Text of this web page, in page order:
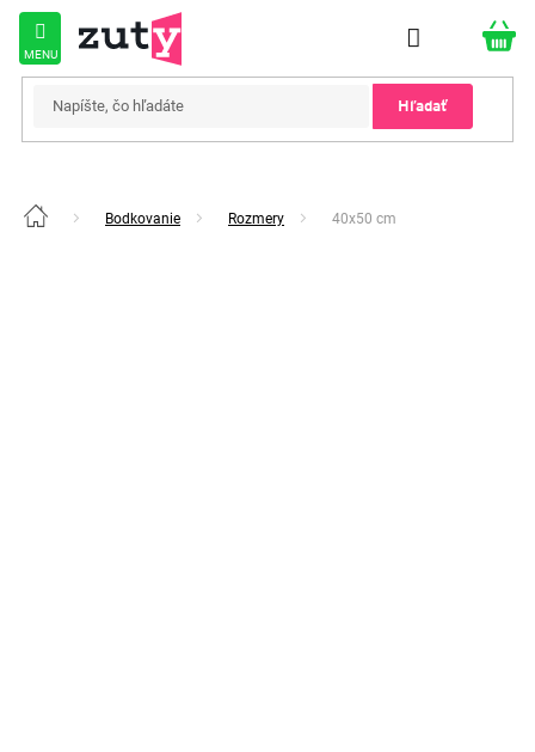
Prejsť
obsah
Hľadať
Domov Bodkovanie Rozmery 40x50 cm